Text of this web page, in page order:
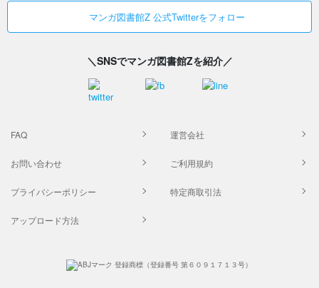
マンガ図書館Z 公式Twitterをフォロー
＼SNSでマンガ図書館Zを紹介／
FAQ 運営会社
お問い合わせ ご利用規約
プライバシーポリシー 特定商取引法
アップロード方法